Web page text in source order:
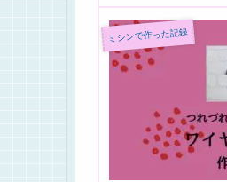
ミシンで作った記録